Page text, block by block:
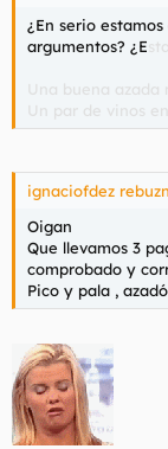
¿En serio
argumentos? ¿E
Una buena azada
Un par de vinos
ignaciofdez
Oigan
Que llevamos 3
comprobado y
Pico y pala ,